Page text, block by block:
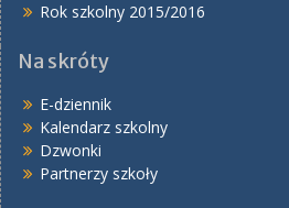
Rok szkolny 2015/2016
Na skróty
E-dziennik
Kalendarz szkolny
Dzwonki
Partnerzy szkoły